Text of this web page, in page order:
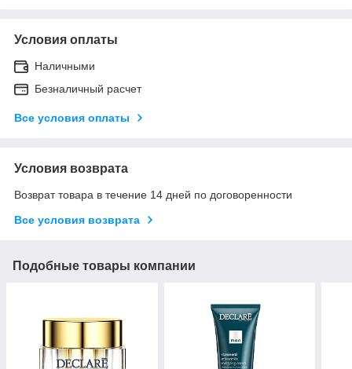
Условия оплаты
Наличными
Безналичный расчет
Все условия оплаты
Условия возврата
Возврат товара в течение 14 дней по договоренности
Все условия возврата
Подобные товары компании